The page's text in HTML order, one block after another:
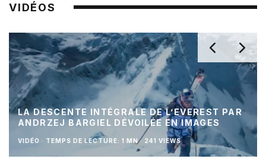
VIDÉOS
LA DESCENTE INTÉGRALE DE L’EVEREST PAR
ANDRZEJ BARGIEL DÉVOILÉE EN IMAGES
VIDÉO · TEMPS DE LECTURE: 1 MN · 241 VIEWS